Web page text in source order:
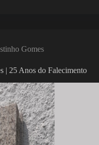
Gomes
| 25 Anos do Falecimento